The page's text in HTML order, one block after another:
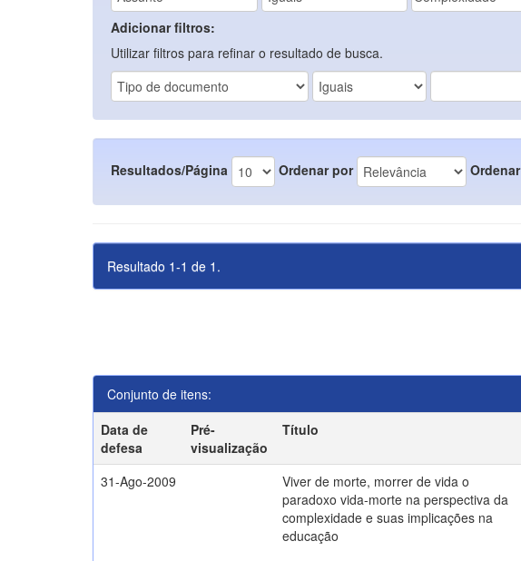
Adicionar filtros:
Utilizar filtros para refinar o resultado de busca.
Resultados/Página Ordenar por Ordenar
Resultado 1-1 de 1.
Conjunto de itens:
Data de
defesa
Pré-
visualização
Título
31-Ago-2009
Viver de morte, morrer de vida o
paradoxo vida-morte na perspectiva da
complexidade e suas implicações na
educação